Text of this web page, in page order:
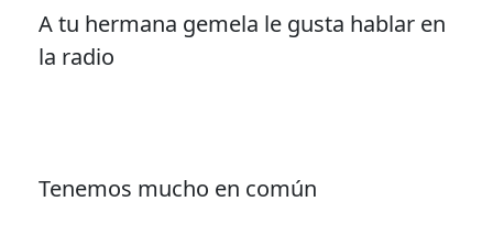
A tu hermana gemela le gusta hablar en
la radio
Tenemos mucho en común